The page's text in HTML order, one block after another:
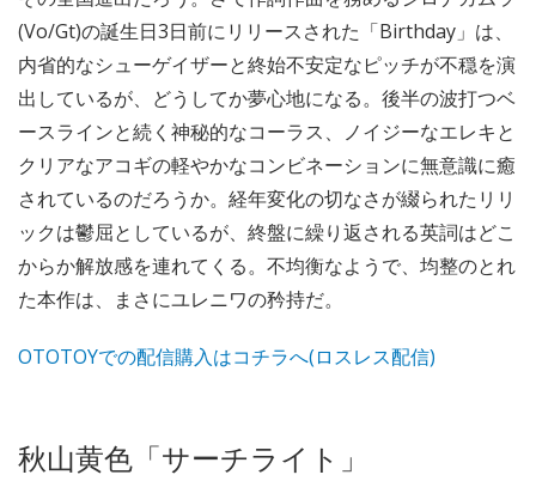
(Vo/Gt)の誕生日3日前にリリースされた「Birthday」は、
内省的なシューゲイザーと終始不安定なピッチが不穏を演
出しているが、どうしてか夢心地になる。後半の波打つベ
ースラインと続く神秘的なコーラス、ノイジーなエレキと
クリアなアコギの軽やかなコンビネーションに無意識に癒
されているのだろうか。経年変化の切なさが綴られたリリ
ックは鬱屈としているが、終盤に繰り返される英詞はどこ
からか解放感を連れてくる。不均衡なようで、均整のとれ
た本作は、まさにユレニワの矜持だ。
OTOTOYでの配信購入はコチラへ(ロスレス配信)
秋山黄色「サーチライト」